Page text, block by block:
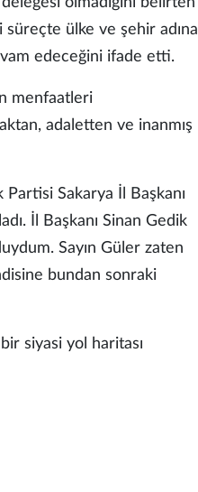
ülke ve şehir adına
edeceğini ifade etti.
menfaatleri
adaletten ve inanmış
Sakarya İl Başkanı
İl Başkanı Sinan Gedik
Sayın Güler zaten
bundan sonraki
siyasi yol haritası